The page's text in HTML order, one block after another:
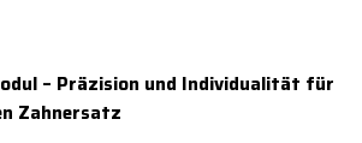
– Präzision und Individualität für
Zahnersatz